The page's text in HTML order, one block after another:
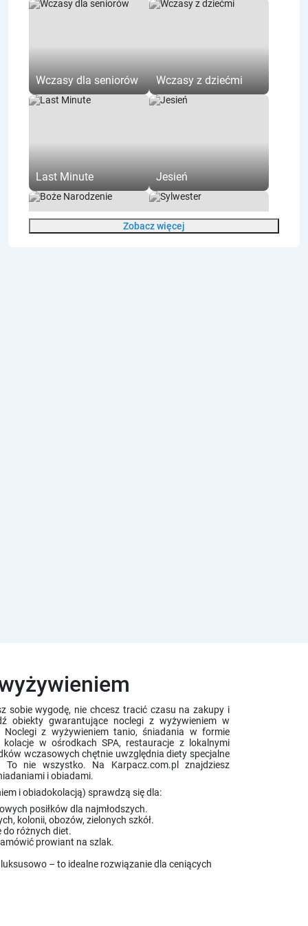
Ogólnodostępna pralnia
Audioguide
Toaleta
Zasady w obiekcie
Jacuzzi
SPA
Sauna
Siłownia
Gastronomia
Posiłki wegańskie
Posiłki wegetariańskie
Restauracja
Wczasy dla seniorów Wczasy z dziećmi
Last Minute Jesień
Zobacz więcej
sobie wygodę, nie chcesz tracić czasu na zakupy i
obiekty gwarantujące noclegi z wyżywieniem w
z wyżywieniem tanio, śniadania w formie
kolacje w ośrodkach SPA, restauracje z lokalnymi
wczasowych chętnie uwzględnia diety specjalne
To nie wszystko. Na Karpacz.com.pl znajdziesz
i obiadami.
i obiadokolacją) sprawdzą się dla:
posiłków dla najmłodszych.
kolonii, obozów, zielonych szkół.
do różnych diet.
prowiant na szlak.
– to idealne rozwiązanie dla ceniących